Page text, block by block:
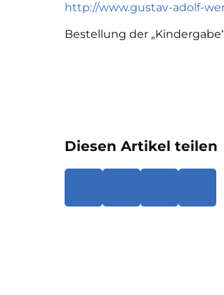
http://www.gustav-adolf-
Bestellung der
Diesen Artikel teilen